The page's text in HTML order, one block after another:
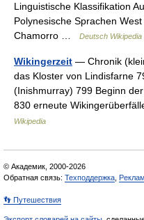
Linguistische Klassifikation
Polynesische Sprachen
Chamorro …
Deutsch Wikipedia
Wikingerzeit — Chronik
das Kloster von Lindisfarne
(Inishmurray) 799 Beginn
830 erneute
Wikipedia
© Академик, 2000-2026
Обратная связь: Техподдержка
👣 Путешествия